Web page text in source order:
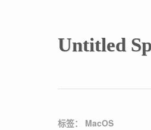
Untitled
标签： MacOS